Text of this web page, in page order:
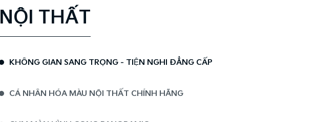
NỘI THẤT
KHÔNG GIAN SANG TRỌNG - TIỆN NGHI ĐẲNG CẤP
CÁ NHÂN HÓA MÀU NỘI THẤT CHÍNH HÃNG